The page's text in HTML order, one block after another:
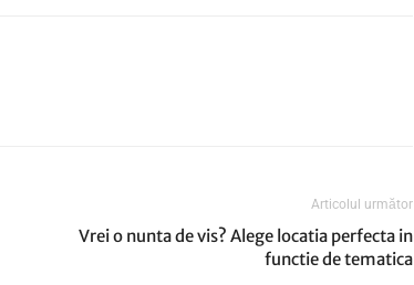
Articolul următor
Vrei o nunta de vis? Alege locatia perfecta in
functie de tematica